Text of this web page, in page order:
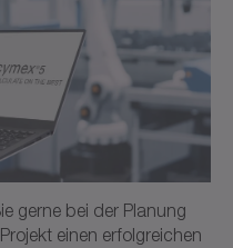
gerne bei der Planung
einen erfolgreichen